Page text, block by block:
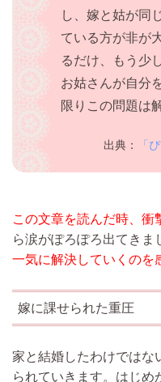
し、嫁と姑が同
ている方が非が
るだけ、もう少
お姑さんが自分
限りこの問題は
出典： 「
この文章を読んだ時、衝
ら涙がぽろぽろ出てきま
一気に解決していくのを
嫁に課せられた重圧
家と結婚したわけではな
られていきます。はじめ